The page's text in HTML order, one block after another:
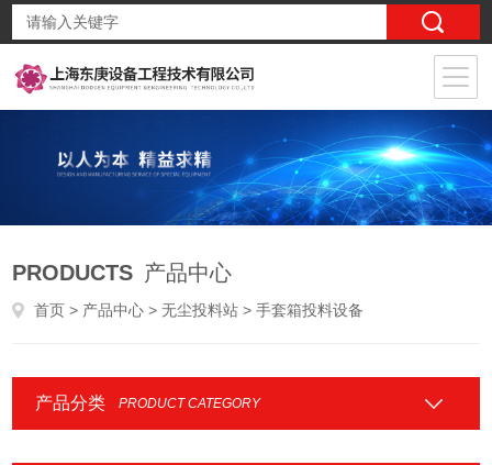
PRODUCTS 产品中心
首页 > 产品中心 >无尘投料站 > 手套箱投料设备
产品分类 PRODUCT CATEGORY